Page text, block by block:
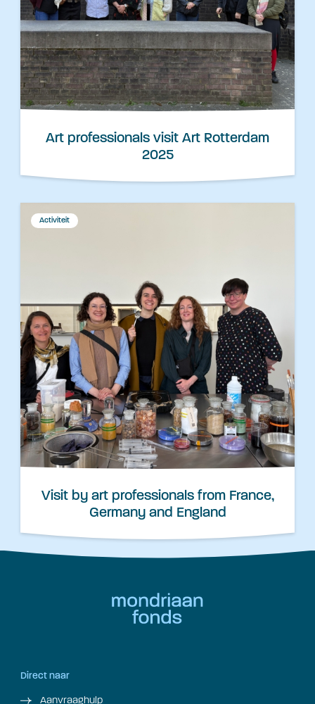
Art professionals visit Art Rotterdam
2025
Activiteit
Visit by art professionals from France,
Germany and England
Direct naar
Aanvraaghulp